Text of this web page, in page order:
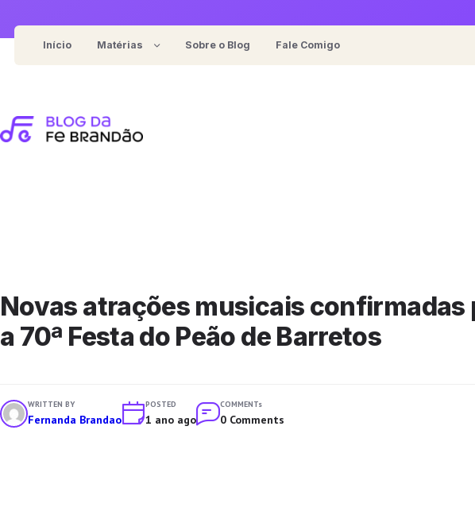
para
Início
Matérias
Entrevistas
For represent cooking recipes
Sobre o Blog Fale Comigo
Novas atrações musicais confirmadas
a 70ª Festa do Peão de Barretos
WRITTEN BY
Fernanda Brandao
POSTED
1 ano ago
COMMENTs
0 Comments